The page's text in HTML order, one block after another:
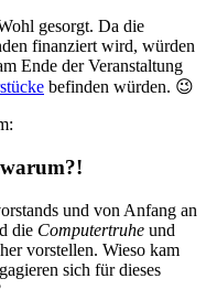
gesorgt. Da die
finanziert wird, würden
Ende der Veranstaltung
befinden würden. 😉
und von Anfang an
die Computertruhe und
vorstellen. Wieso kam
sich für dieses